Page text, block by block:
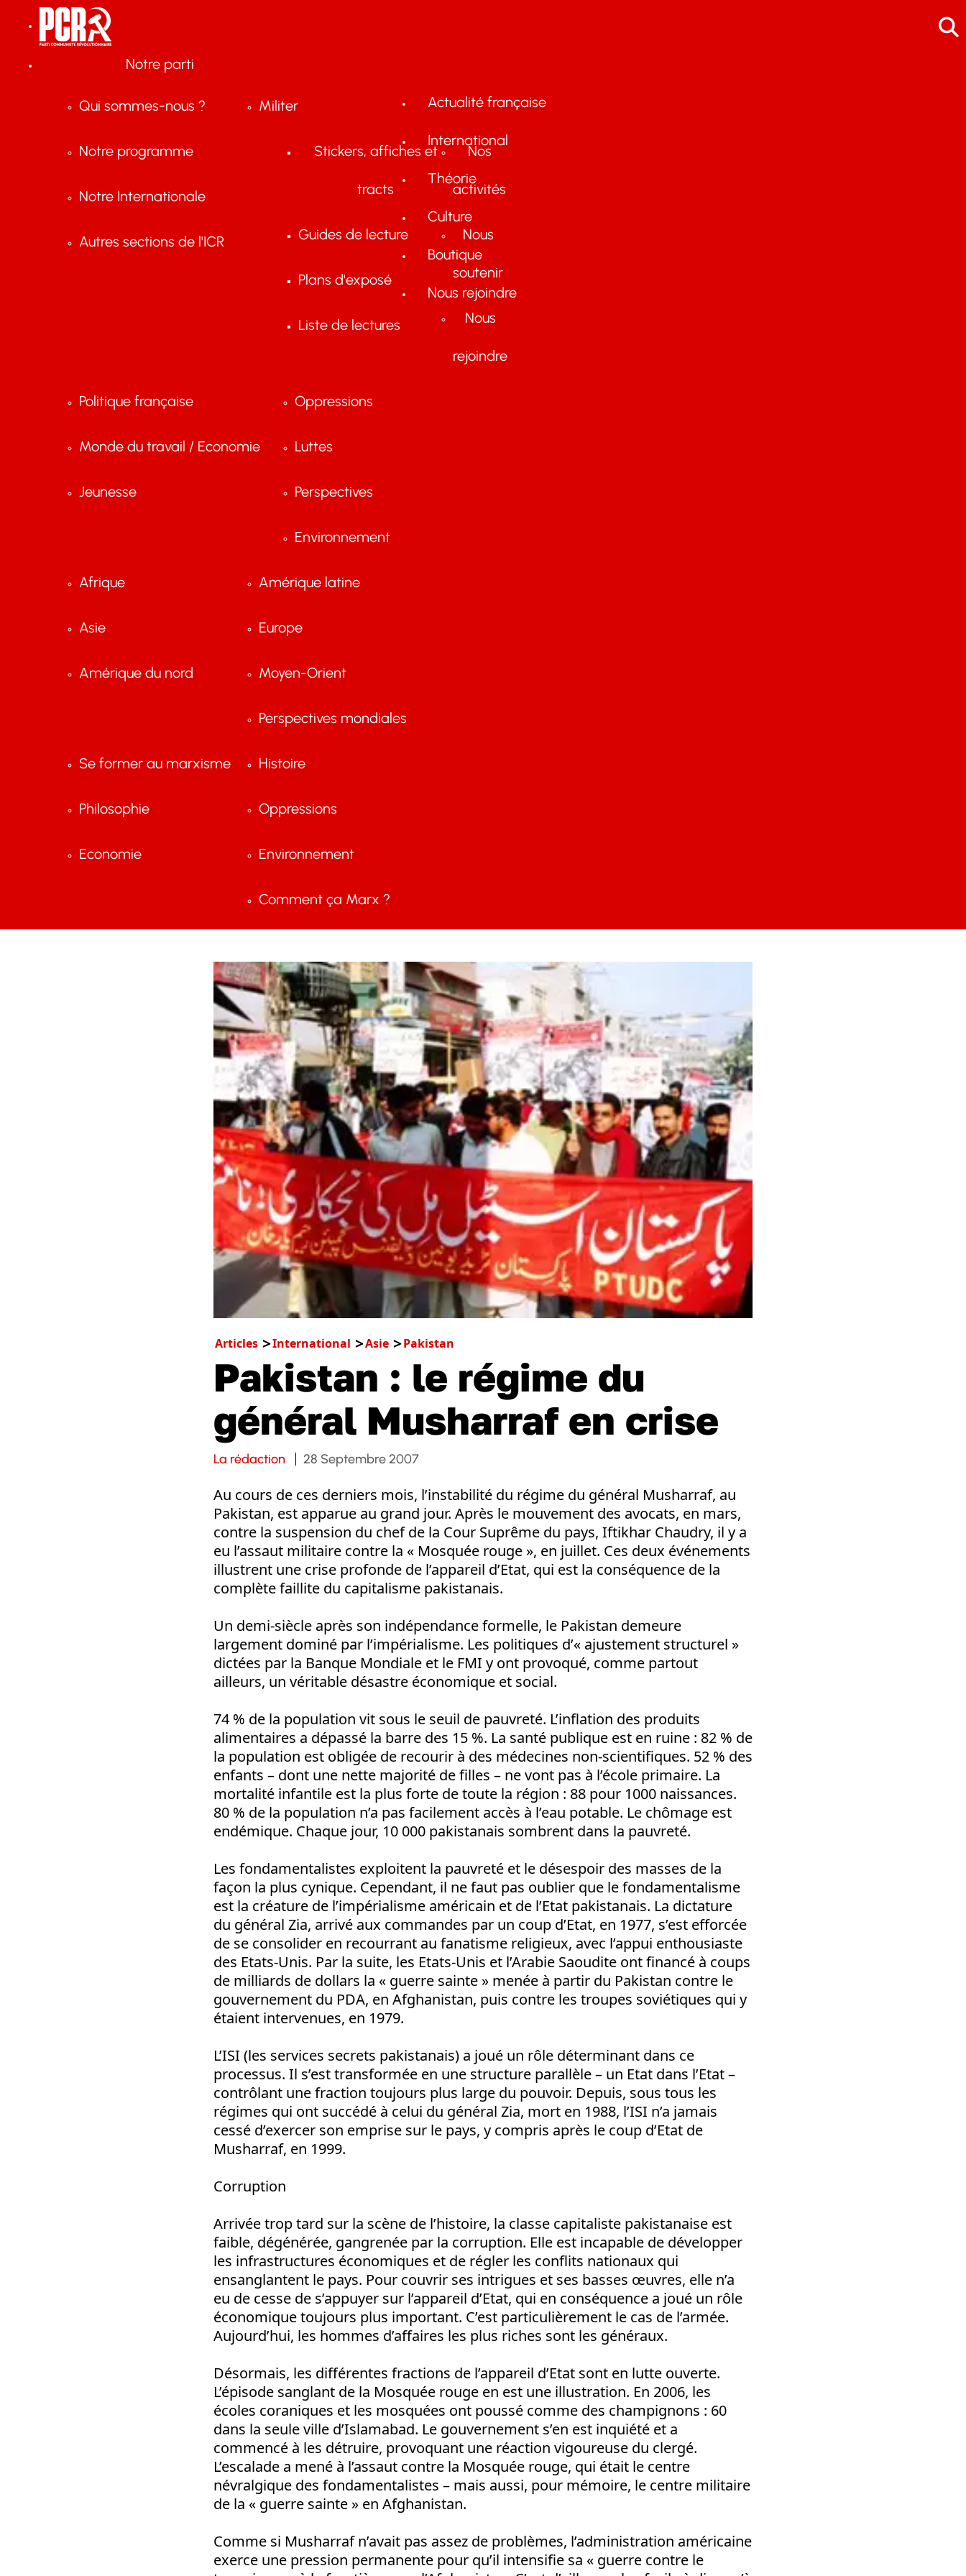
Notre parti
Qui sommes-nous ?
Notre programme
Notre Internationale
Autres sections de l'ICR
Militer
Stickers, affiches et
tracts
Guides de lecture
Plans d'exposé
Liste de lectures
Nos
activités
Nous
soutenir
Nous
rejoindre
Actualité française
Politique française
Monde du travail / Economie
Jeunesse
Oppressions
Luttes
Perspectives
Environnement
International
Afrique
Asie
Amérique du nord
Amérique latine
Europe
Moyen-Orient
Perspectives mondiales
Théorie
Se former au marxisme
Philosophie
Economie
Histoire
Oppressions
Environnement
Comment ça Marx ?
Culture
Boutique
Nous rejoindre
Articles International Asie Pakistan
Pakistan : le régime du
général Musharraf en crise
La rédaction 28 Septembre 2007
Au cours de ces derniers mois, l’instabilité du régime du général Musharraf, au
Pakistan, est apparue au grand jour. Après le mouvement des avocats, en mars,
contre la suspension du chef de la Cour Suprême du pays, Iftikhar Chaudry, il y a
eu l’assaut militaire contre la « Mosquée rouge », en juillet. Ces deux événements
illustrent une crise profonde de l’appareil d’Etat, qui est la conséquence de la
complète faillite du capitalisme pakistanais.
Un demi-siècle après son indépendance formelle, le Pakistan demeure
largement dominé par l’impérialisme. Les politiques d’« ajustement structurel »
dictées par la Banque Mondiale et le FMI y ont provoqué, comme partout
ailleurs, un véritable désastre économique et social.
74 % de la population vit sous le seuil de pauvreté. L’inflation des produits
alimentaires a dépassé la barre des 15 %. La santé publique est en ruine : 82 % de
la population est obligée de recourir à des médecines non-scientifiques. 52 % des
enfants – dont une nette majorité de filles – ne vont pas à l’école primaire. La
mortalité infantile est la plus forte de toute la région : 88 pour 1000 naissances.
80 % de la population n’a pas facilement accès à l’eau potable. Le chômage est
endémique. Chaque jour, 10 000 pakistanais sombrent dans la pauvreté.
Les fondamentalistes exploitent la pauvreté et le désespoir des masses de la
façon la plus cynique. Cependant, il ne faut pas oublier que le fondamentalisme
est la créature de l’impérialisme américain et de l’Etat pakistanais. La dictature
du général Zia, arrivé aux commandes par un coup d’Etat, en 1977, s’est efforcée
de se consolider en recourrant au fanatisme religieux, avec l’appui enthousiaste
des Etats-Unis. Par la suite, les Etats-Unis et l’Arabie Saoudite ont financé à coups
de milliards de dollars la « guerre sainte » menée à partir du Pakistan contre le
gouvernement du PDA, en Afghanistan, puis contre les troupes soviétiques qui y
étaient intervenues, en 1979.
L’ISI (les services secrets pakistanais) a joué un rôle déterminant dans ce
processus. Il s’est transformée en une structure parallèle – un Etat dans l’Etat –
contrôlant une fraction toujours plus large du pouvoir. Depuis, sous tous les
régimes qui ont succédé à celui du général Zia, mort en 1988, l’ISI n’a jamais
cessé d’exercer son emprise sur le pays, y compris après le coup d’Etat de
Musharraf, en 1999.
Corruption
Arrivée trop tard sur la scène de l’histoire, la classe capitaliste pakistanaise est
faible, dégénérée, gangrenée par la corruption. Elle est incapable de développer
les infrastructures économiques et de régler les conflits nationaux qui
ensanglantent le pays. Pour couvrir ses intrigues et ses basses œuvres, elle n’a
eu de cesse de s’appuyer sur l’appareil d’Etat, qui en conséquence a joué un rôle
économique toujours plus important. C’est particulièrement le cas de l’armée.
Aujourd’hui, les hommes d’affaires les plus riches sont les généraux.
Désormais, les différentes fractions de l’appareil d’Etat sont en lutte ouverte.
L’épisode sanglant de la Mosquée rouge en est une illustration. En 2006, les
écoles coraniques et les mosquées ont poussé comme des champignons : 60
dans la seule ville d’Islamabad. Le gouvernement s’en est inquiété et a
commencé à les détruire, provoquant une réaction vigoureuse du clergé.
L’escalade a mené à l’assaut contre la Mosquée rouge, qui était le centre
névralgique des fondamentalistes – mais aussi, pour mémoire, le centre militaire
de la « guerre sainte » en Afghanistan.
Comme si Musharraf n’avait pas assez de problèmes, l’administration américaine
exerce une pression permanente pour qu’il intensifie sa « guerre contre le